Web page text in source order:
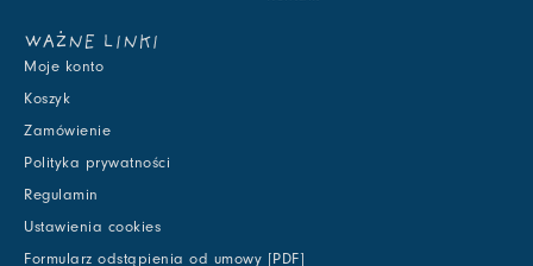
WAŻNE LINKI
Moje konto
Koszyk
Zamówienie
Polityka prywatności
Regulamin
Ustawienia cookies
Formularz odstąpienia od umowy [PDF]